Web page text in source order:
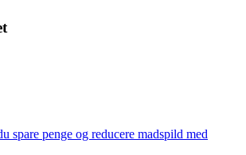
spare penge og reducere madspild med